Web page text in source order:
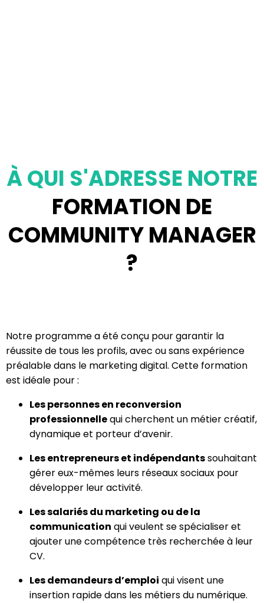
À QUI S'ADRESSE NOTRE
FORMATION DE
COMMUNITY MANAGER
?
Notre programme a été conçu pour garantir la
réussite de tous les profils, avec ou sans expérience
préalable dans le marketing digital. Cette formation
est idéale pour :
Les personnes en reconversion
professionnellequi cherchent un métier créatif,
dynamique et porteur d’avenir.
Les entrepreneurs et indépendantssouhaitant
gérer eux-mêmes leurs réseaux sociaux pour
développer leur activité.
Les salariés du marketing ou de la
communication qui veulent se spécialiser et
ajouter une compétence très recherchée à leur
CV.
Les demandeurs d’emploi qui visent une
insertion rapide dans les métiers du numérique.